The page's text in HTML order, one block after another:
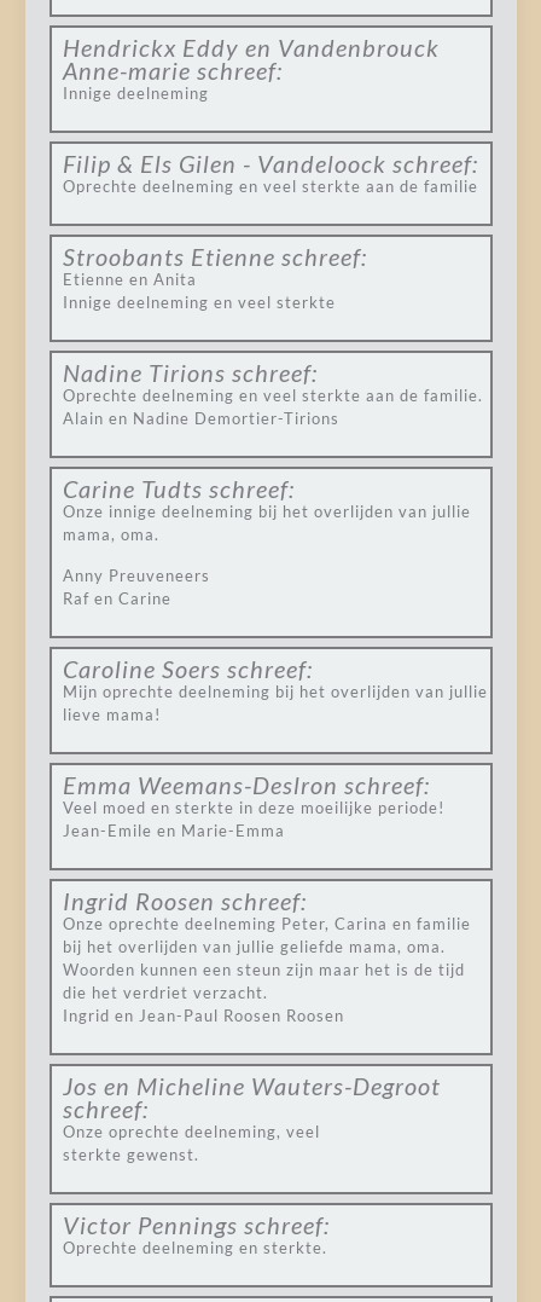
Hendrickx Eddy en Vandenbrouck
Anne-marie schreef:
Innige deelneming
Filip & Els Gilen - Vandeloock schreef:
Oprechte deelneming en veel sterkte aan de familie
Stroobants Etienne schreef:
Etienne en Anita
Innige deelneming en veel sterkte
Nadine Tirions schreef:
Oprechte deelneming en veel sterkte aan de familie.
Alain en Nadine Demortier-Tirions
Carine Tudts schreef:
Onze innige deelneming bij het overlijden van jullie
mama, oma.
Anny Preuveneers
Raf en Carine
Caroline Soers schreef:
Mijn oprechte deelneming bij het overlijden van jullie
lieve mama!
Emma Weemans-Deslron schreef:
Veel moed en sterkte in deze moeilijke periode!
Jean-Emile en Marie-Emma
Ingrid Roosen schreef:
Onze oprechte deelneming Peter, Carina en familie
bij het overlijden van jullie geliefde mama, oma.
Woorden kunnen een steun zijn maar het is de tijd
die het verdriet verzacht.
Ingrid en Jean-Paul Roosen Roosen
Jos en Micheline Wauters-Degroot
schreef:
Onze oprechte deelneming, veel
sterkte gewenst.
Victor Pennings schreef:
Oprechte deelneming en sterkte.